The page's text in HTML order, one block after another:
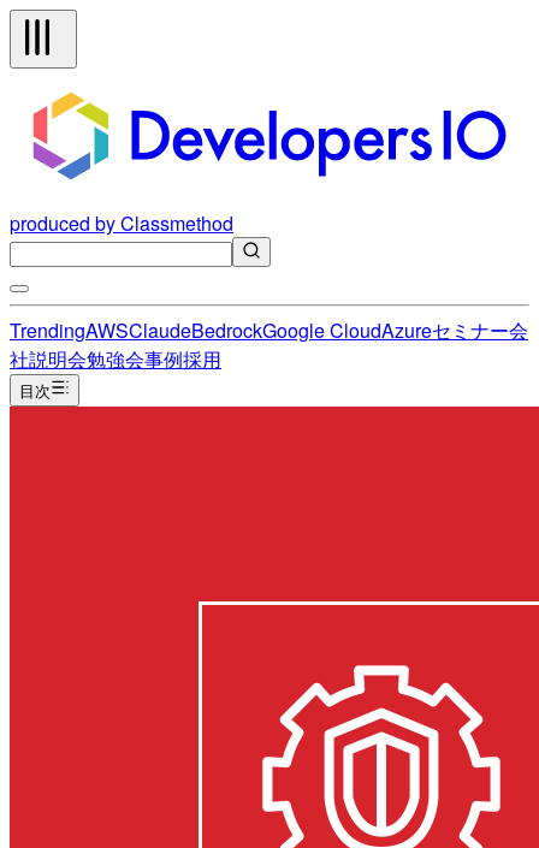
produced by Classmethod
TrendingAWSClaudeBedrockGoogle CloudAzureセミナー会
社説明会勉強会事例採用
目次